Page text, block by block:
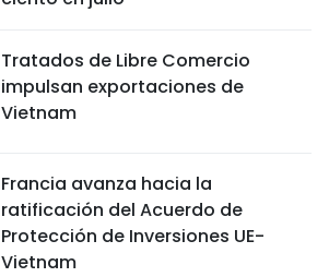
Tratados de Libre Comercio
impulsan exportaciones de
Vietnam
Francia avanza hacia la
ratificación del Acuerdo de
Protección de Inversiones UE-
Vietnam